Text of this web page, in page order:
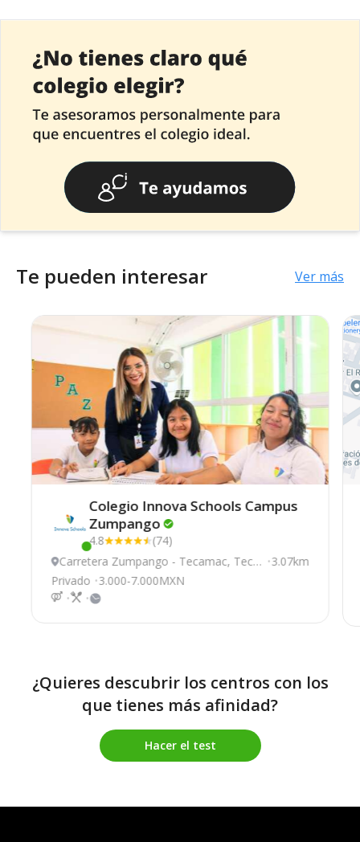
Te pueden interesar Ver más
Este centro ha estado online recientemente
Colegio Innova Schools Campus
Zumpango
4.8
(74)
Carretera Zumpango - Tecamac, Teca
mac
3.07km
Privado 3.000-7.000MXN
¿Quieres descubrir los centros con los
que tienes más afinidad?
Hacer el test